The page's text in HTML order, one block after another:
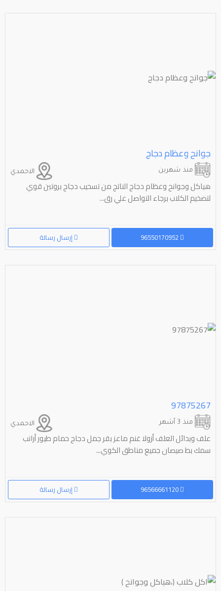
جوانح وعظام دجاج
الاحمدي منذ شهرين
هياكل وجوانح وعظام دجاج الناتج من تسحيب دجاج بروتين قوي
لتضخيم الكلاب برجاء التواصل علي رق...
إرسال رسالة
97875267
الاحمدي منذ 3 أشهر
علف وبدائل العلف أزولا غنم ماعز بقر جمل دجاج حمام طيور أرانب
سمك بط صيصان جميع مناطق الكوي...
إرسال رسالة